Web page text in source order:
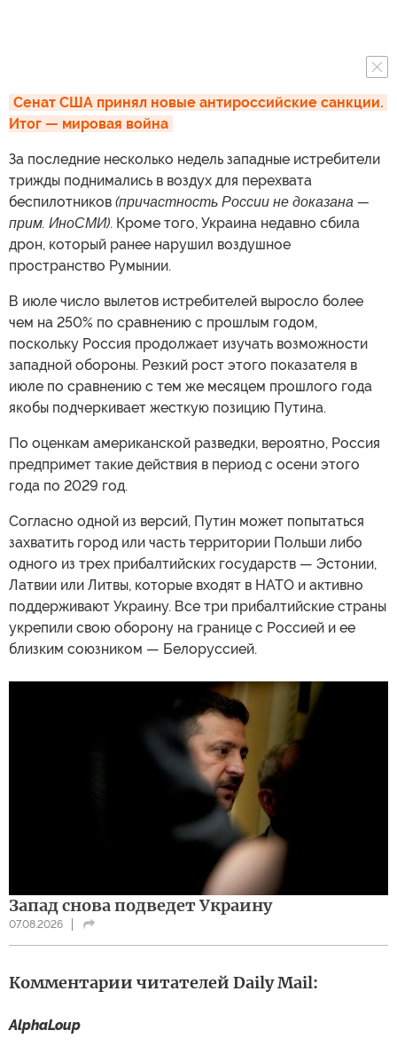
Сенат США принял новые антироссийские санкции.
Итог — мировая война
За последние несколько недель западные истребители
трижды поднимались в воздух для перехвата
беспилотников (причастность России не доказана —
прим. ИноСМИ). Кроме того, Украина недавно сбила
дрон, который ранее нарушил воздушное
пространство Румынии.
В июле число вылетов истребителей выросло более
чем на 250% по сравнению с прошлым годом,
поскольку Россия продолжает изучать возможности
западной обороны. Резкий рост этого показателя в
июле по сравнению с тем же месяцем прошлого года
якобы подчеркивает жесткую позицию Путина.
По оценкам американской разведки, вероятно, Россия
предпримет такие действия в период с осени этого
года по 2029 год.
Согласно одной из версий, Путин может попытаться
захватить город или часть территории Польши либо
одного из трех прибалтийских государств — Эстонии,
Латвии или Литвы, которые входят в НАТО и активно
поддерживают Украину. Все три прибалтийские страны
укрепили свою оборону на границе с Россией и ее
близким союзником — Белоруссией.
Запад снова подведет Украину
07.08.2026
Комментарии читателей Daily Mail:
AlphaLoup